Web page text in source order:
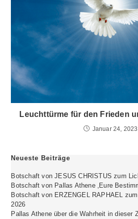
Leuchttürme für den Frieden
Januar 24, 2023
Neueste Beiträge
Botschaft von JESUS CHRISTUS zum
Botschaft von Pallas Athene ‚Eure
Botschaft von ERZENGEL RAPHAEL
2026
Pallas Athene über die Wahrheit in dieser